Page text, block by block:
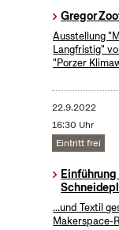
Gregor
Ausstellung
Langfristig"
"Porzer
22.9.2022
16:30 Uhr
Eintritt frei
...und Textil
Makerspace-